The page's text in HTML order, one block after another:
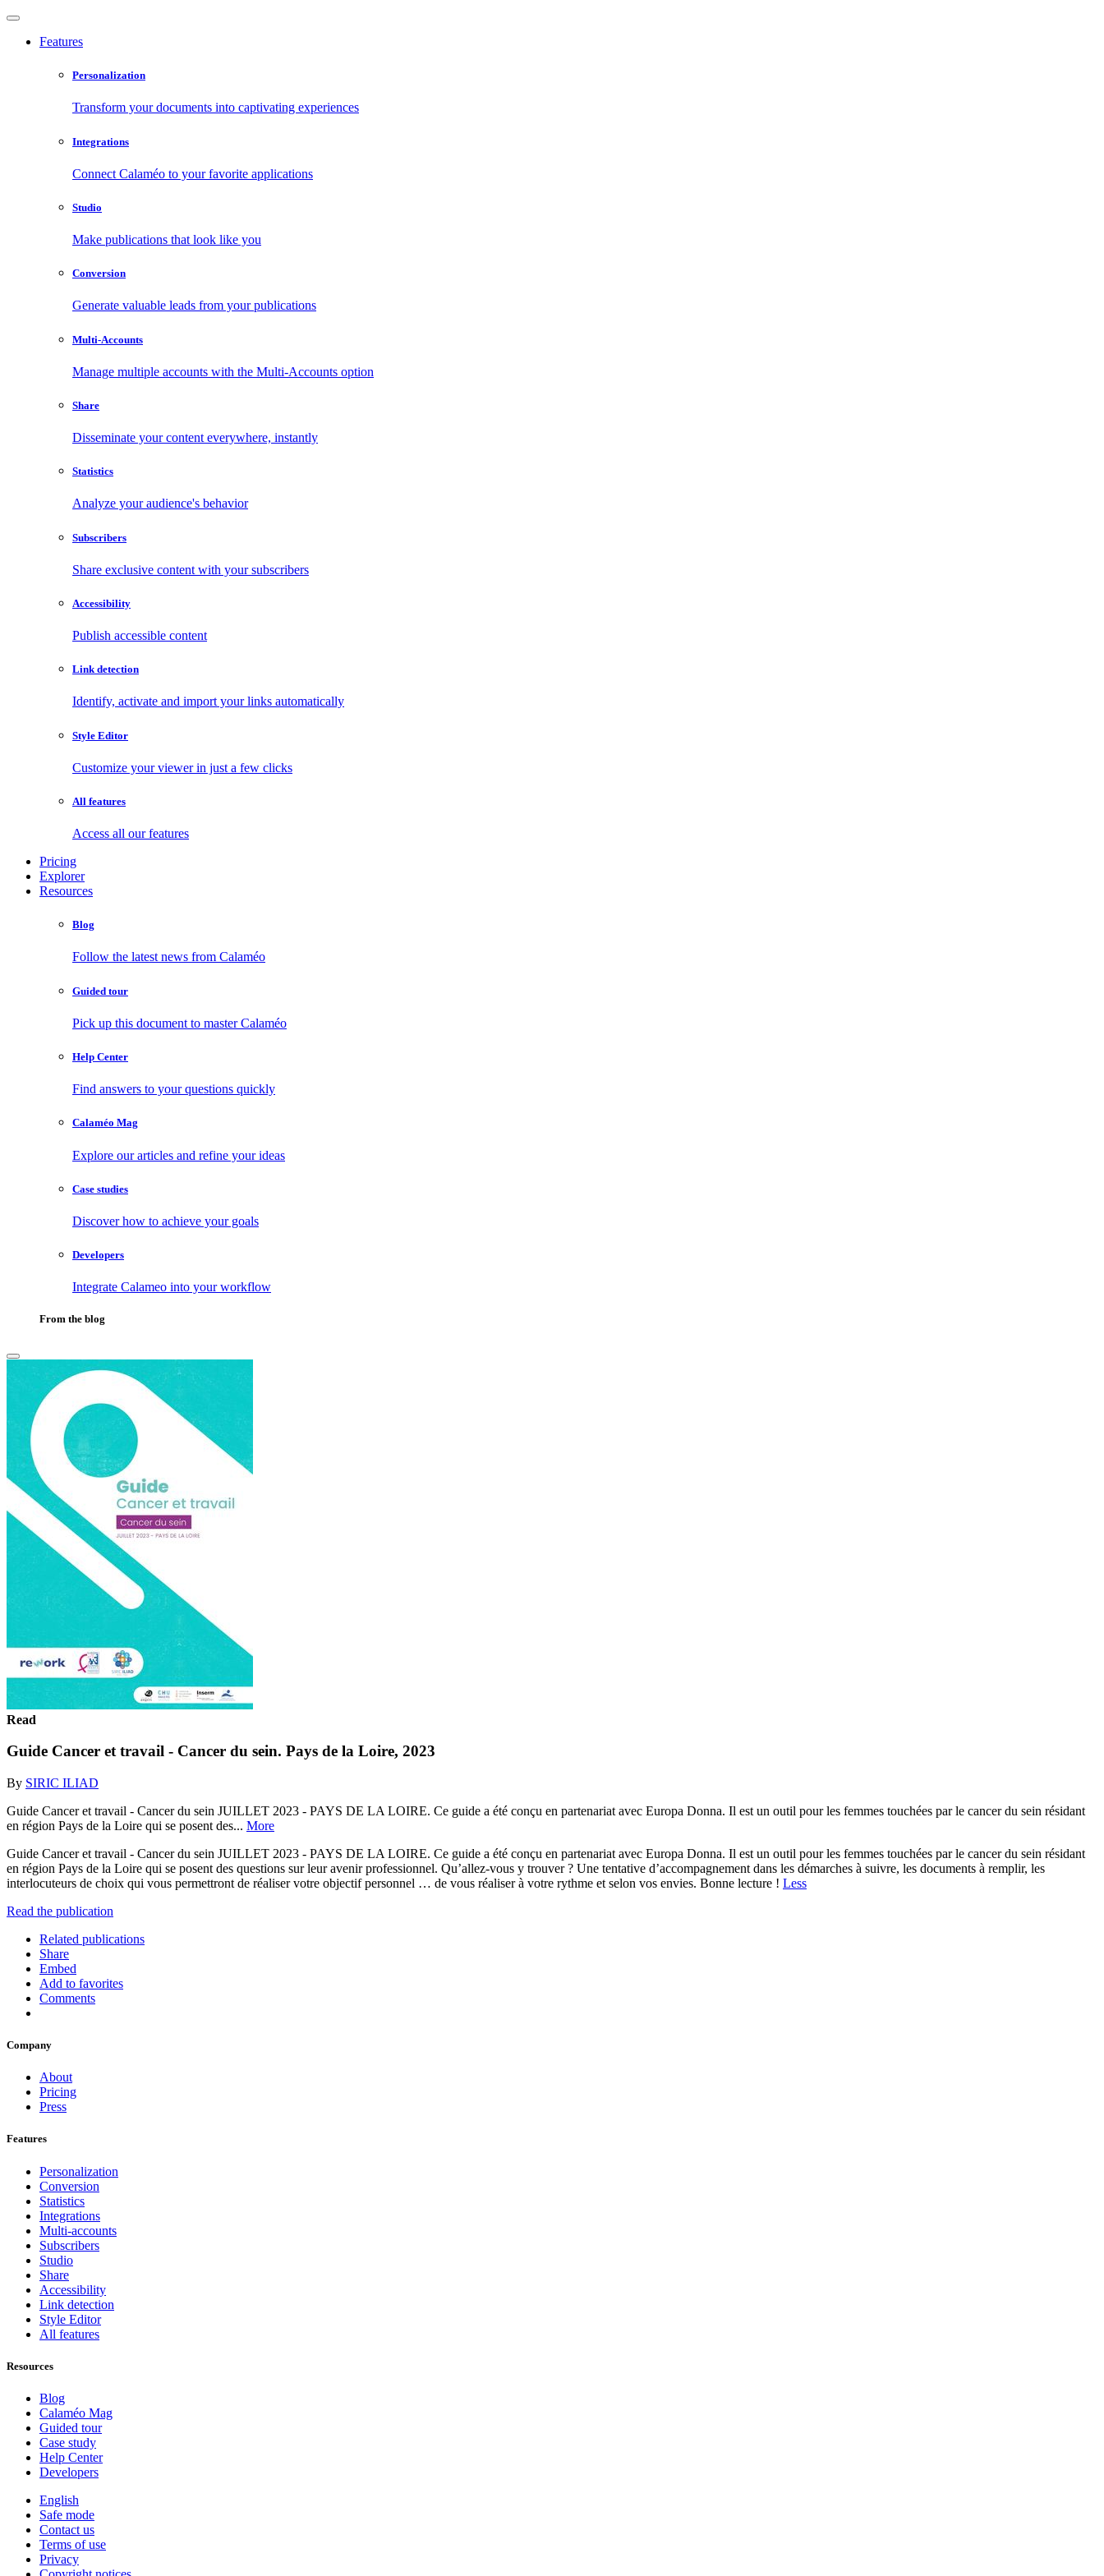
Features
Personalization
Transform your documents into captivating experiences
Integrations
Connect Calaméo to your favorite applications
Studio
Make publications that look like you
Conversion
Generate valuable leads from your publications
Multi-Accounts
Manage multiple accounts with the Multi-Accounts option
Share
Disseminate your content everywhere, instantly
Statistics
Analyze your audience's behavior
Subscribers
Share exclusive content with your subscribers
Accessibility
Publish accessible content
Link detection
Identify, activate and import your links automatically
Style Editor
Customize your viewer in just a few clicks
All features
Access all our features
Pricing
Explorer
Resources
Blog
Follow the latest news from Calaméo
Guided tour
Pick up this document to master Calaméo
Help Center
Find answers to your questions quickly
Calaméo Mag
Explore our articles and refine your ideas
Case studies
Discover how to achieve your goals
Developers
Integrate Calameo into your workflow
From the blog
Read
Guide Cancer et travail - Cancer du sein. Pays de la Loire, 2023
By SIRIC ILIAD
Guide Cancer et travail - Cancer du sein JUILLET 2023 - PAYS DE LA LOIRE. Ce guide a été conçu en partenariat avec Europa Donna. Il est un outil pour les femmes touchées par le cancer du sein résidant
en région Pays de la Loire qui se posent des... More
Guide Cancer et travail - Cancer du sein JUILLET 2023 - PAYS DE LA LOIRE. Ce guide a été conçu en partenariat avec Europa Donna. Il est un outil pour les femmes touchées par le cancer du sein résidant
en région Pays de la Loire qui se posent des questions sur leur avenir professionnel. Qu’allez-vous y trouver ? Une tentative d’accompagnement dans les démarches à suivre, les documents à remplir, les
interlocuteurs de choix qui vous permettront de réaliser votre objectif personnel … de vous réaliser à votre rythme et selon vos envies. Bonne lecture ! Less
Read the publication
Related publications
Share
Embed
Add to favorites
Comments
Company
About
Pricing
Press
Features
Personalization
Conversion
Statistics
Integrations
Multi-accounts
Subscribers
Studio
Share
Accessibility
Link detection
Style Editor
All features
Resources
Blog
Calaméo Mag
Guided tour
Case study
Help Center
Developers
English
Safe mode
Contact us
Terms of use
Privacy